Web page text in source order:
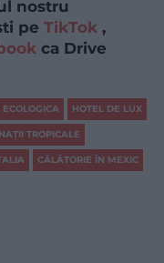
nostru
pe TikTok ,
ca Drive
HOTEL DE LUX
TROPICALE
CĂLĂTORIE ÎN MEXIC